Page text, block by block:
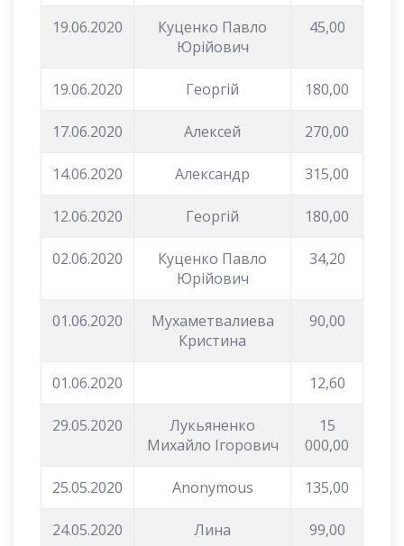
19.06.2020
Куценко Павло
Юрійович
45,00
19.06.2020 Георгій 180,00
17.06.2020 Алексей 270,00
14.06.2020 Александр 315,00
12.06.2020 Георгій 180,00
02.06.2020
Куценко Павло
Юрійович
34,20
01.06.2020
Мухаметвалиева
Кристина
90,00
01.06.2020 12,60
29.05.2020
Лукьяненко
Михайло Ігорович
15
000,00
25.05.2020 Anonymous 135,00
24.05.2020 Лина 99,00